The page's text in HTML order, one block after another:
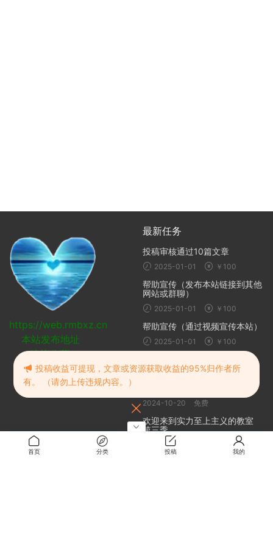
https://web.rmbxz.cn
本站发布地址
建议收藏
最新任务
投稿审核通过10篇文章
2025-01-01 ￥100
帮助宣传（发布本站链接到其他
网站或群聊）
2025-01-01 ￥100
帮助宣传（通过视频宣传本站）
2025-01-01 ￥100
随机推荐
2024-10-20 免费
欢迎来到实力至上主义的教室
第三季
2024-06-11
首页 分类 投稿 我的
投稿收益可提现，文章或资源获取收益的95%归作者所
有。 （请勿上传违规内容。）